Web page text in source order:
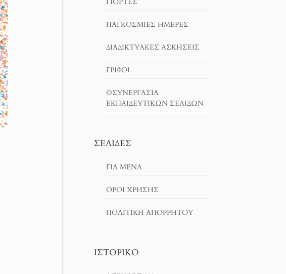
ΠΑΓΚΟΣΜΙΕΣ ΗΜΕΡΕΣ
ΔΙΑΔΙΚΤΥΑΚΈΣ ΑΣΚΉΣΕΙΣ
ΓΡΙΦΟΙ
©ΣΥΝΕΡΓΑΣΙΑ
ΕΚΠΑΙΔΕΥΤΙΚΩΝ ΣΕΛΙΔΩΝ
ΣΕΛΊΔΕΣ
ΓΙΑ ΜΕΝΑ
ΌΡΟΙ ΧΡΗΣΗΣ
ΠΟΛΙΤΙΚΉ ΑΠΟΡΡΉΤΟΥ
ΙΣΤΟΡΙΚΌ